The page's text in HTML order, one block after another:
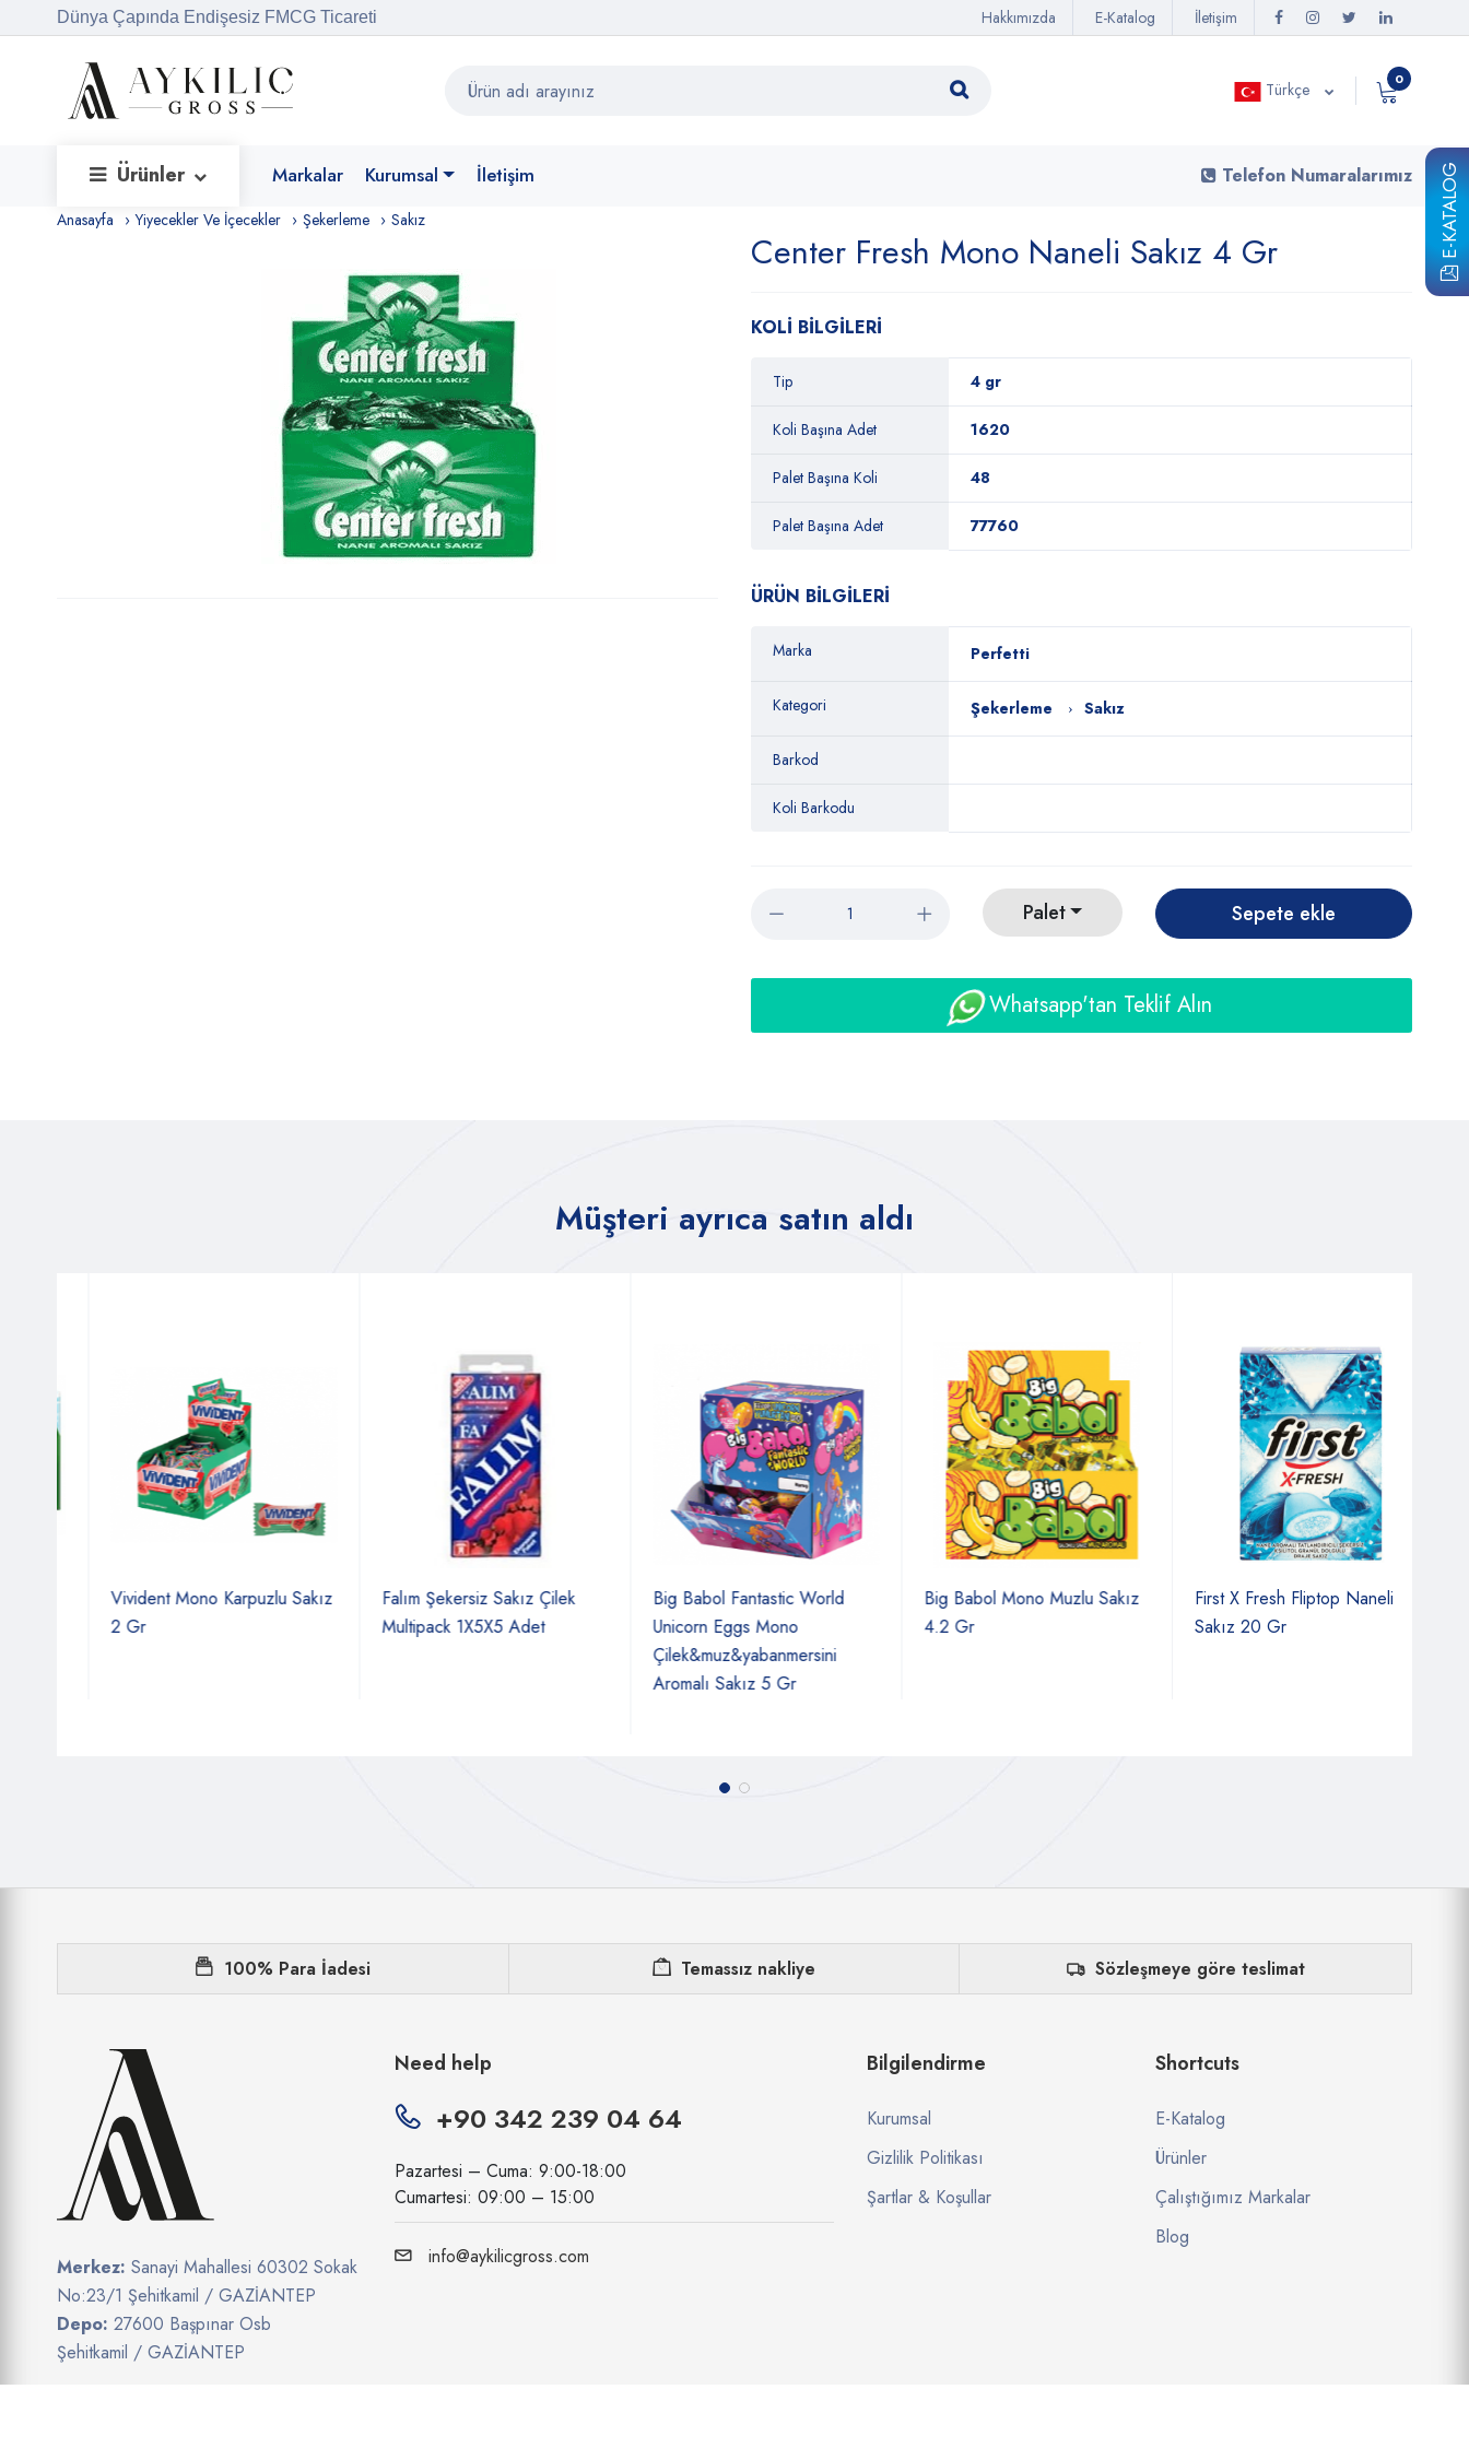
E-KATALOG
Dünya Çapında Endişesiz FMCG Ticareti Hakkımızda E-Katalog İletişim
0
Türkçe
Ürünler Markalar Kurumsal İletişim Telefon Numaralarımız
Anasayfa Yiyecekler Ve İçecekler Şekerleme Sakız
Center Fresh Mono Naneli Sakız 4 Gr
KOLİ BİLGİLERİ
Tip 4 gr
Koli Başına Adet 1620
Palet Başına Koli 48
Palet Başına Adet 77760
ÜRÜN BİLGİLERİ
Marka Perfetti
Kategori Şekerleme Sakız
Barkod
Koli Barkodu
Palet Sepete ekle
Whatsapp'tan Teklif Alın
Müşteri ayrıca satın aldı
Vivident Mono Karpuzlu Sakız
2 Gr
Falım Şekersiz Sakız Çilek
Multipack 1X5X5 Adet
Big Babol Fantastic World
Unicorn Eggs Mono
Çilek&muz&yabanmersini
Aromalı Sakız 5 Gr
Big Babol Mono Muzlu Sakız
4.2 Gr
First X Fresh Fliptop Naneli
Sakız 20 Gr
100% Para İadesi Temassız nakliye Sözleşmeye göre teslimat
Merkez: Sanayi Mahallesi 60302 Sokak
No:23/1 Şehitkamil / GAZİANTEP
Depo: 27600 Başpınar Osb
Şehitkamil / GAZİANTEP
Need help
+90 342 239 04 64
Pazartesi – Cuma: 9:00-18:00
Cumartesi: 09:00 – 15:00
info@aykilicgross.com
Bilgilendirme
Kurumsal
Gizlilik Politikası
Şartlar & Koşullar
Shortcuts
E-Katalog
Ürünler
Çalıştığımız Markalar
Blog